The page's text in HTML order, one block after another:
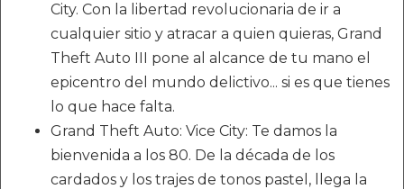
City. Con la libertad revolucionaria de ir a
cualquier sitio y atracar a quien quieras, Grand
Theft Auto III pone al alcance de tu mano el
epicentro del mundo delictivo... si es que tienes
lo que hace falta.
Grand Theft Auto: Vice City: Te damos la
bienvenida a los 80. De la década de los
cardados y los trajes de tonos pastel, llega la